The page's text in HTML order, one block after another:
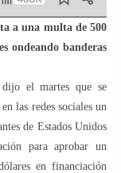
a una multa de 500
ondeando banderas
dijo el martes que se
las redes sociales un
de Estados Unidos
para aprobar un
en financiación